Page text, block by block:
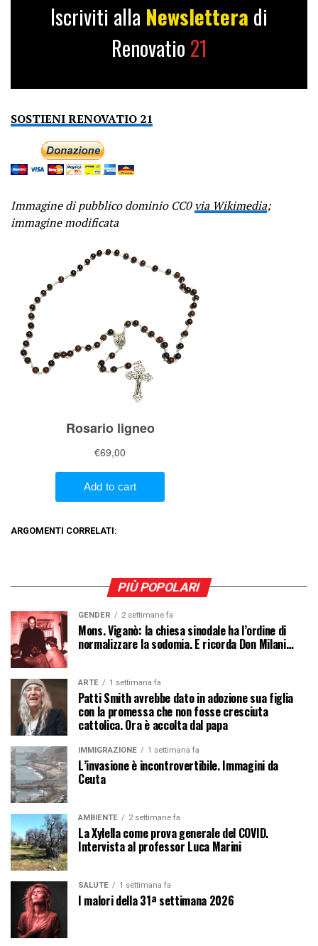
Iscriviti alla Newslettera di
Renovatio 21
SOSTIENI RENOVATIO 21
Immagine di pubblico dominio CC0via Wikimedia;
immagine modificata
ARGOMENTI CORRELATI:
PIÙ POPOLARI
GENDER 2 settimane fa
Mons. Viganò: la chiesa sinodale ha l’ordine di
normalizzare la sodomia. E ricorda Don Milani…
ARTE 1 settimana fa
Patti Smith avrebbe dato in adozione sua figlia
con la promessa che non fosse cresciuta
cattolica. Ora è accolta dal papa
IMMIGRAZIONE 1 settimana fa
L’invasione è incontrovertibile. Immagini da
Ceuta
AMBIENTE 2 settimane fa
La Xylella come prova generale del COVID.
Intervista al professor Luca Marini
SALUTE 1 settimana fa
I malori della 31ª settimana 2026